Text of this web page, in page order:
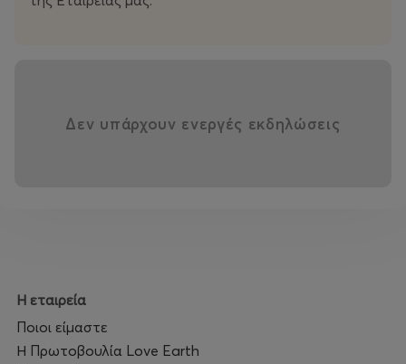
Δεν υπάρχουν ενεργές εκδηλώσεις
Η εταιρεία
Ποιοι είμαστε
Η Πρωτοβουλία Love Earth